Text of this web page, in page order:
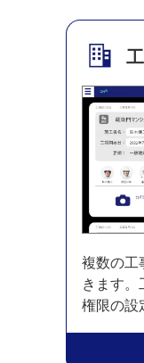
複数の工
きます。
権限の設